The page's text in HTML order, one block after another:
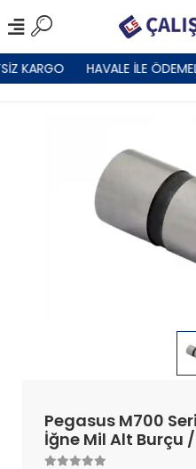
KARGO HAVALE İLE
Pegasus M700
İğne Mil Alt Burçu